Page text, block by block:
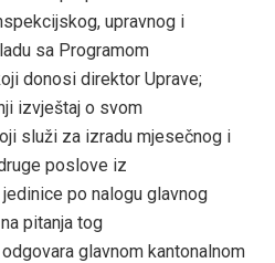
upravnog i
sa Programom
donosi direktor Uprave;
izvještaj o svom
služi za izradu mjesečnog i
poslove iz
po nalogu glavnog
pitanja tog
glavnom kantonalnom